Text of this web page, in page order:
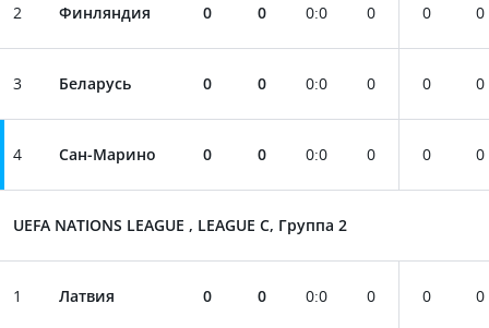
2 Финляндия 0 0 0:0 0 0 0
3 Беларусь 0 0 0:0 0 0 0
4 Сан-Марино 0 0 0:0 0 0 0
UEFA NATIONS LEAGUE , LEAGUE C, Группа 2
1 Латвия 0 0 0:0 0 0 0